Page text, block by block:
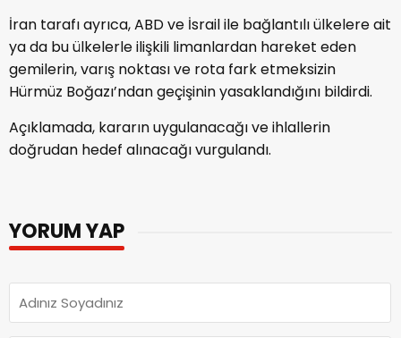
İran tarafı ayrıca, ABD ve İsrail ile bağlantılı ülkelere ait
ya da bu ülkelerle ilişkili limanlardan hareket eden
gemilerin, varış noktası ve rota fark etmeksizin
Hürmüz Boğazı’ndan geçişinin yasaklandığını bildirdi.
Açıklamada, kararın uygulanacağı ve ihlallerin
doğrudan hedef alınacağı vurgulandı.
YORUM YAP